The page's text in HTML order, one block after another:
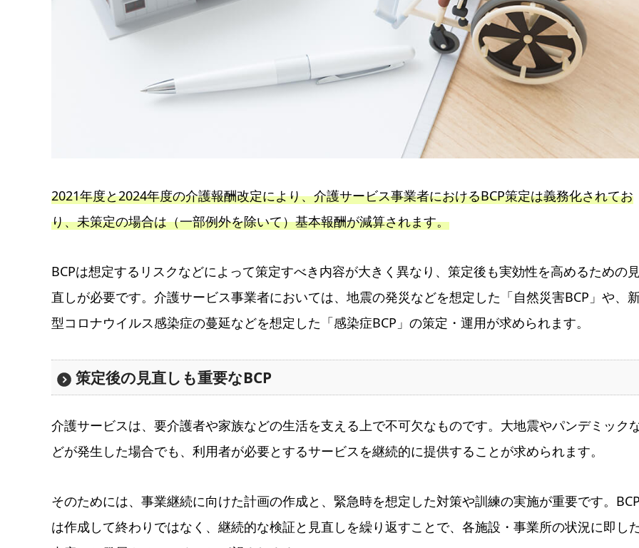
2021年度と2024年度の介護報酬改定により、介護サービス事業者におけるBCP策定は義務化されてお
り、未策定の場合は（一部例外を除いて）基本報酬が減算されます。
BCPは想定するリスクなどによって策定すべき内容が大きく異なり、策定後も実効性を高めるための見
直しが必要です。介護サービス事業者においては、地震の発災などを想定した「自然災害BCP」や、
型コロナウイルス感染症の蔓延などを想定した「感染症BCP」の策定・運用が求められます。
策定後の見直しも重要なBCP
介護サービスは、要介護者や家族などの生活を支える上で不可欠なものです。大地震やパンデミック
どが発生した場合でも、利用者が必要とするサービスを継続的に提供することが求められます。
そのためには、事業継続に向けた計画の作成と、緊急時を想定した対策や訓練の実施が重要です。BCP
は作成して終わりではなく、継続的な検証と見直しを繰り返すことで、各施設・事業所の状況に即し